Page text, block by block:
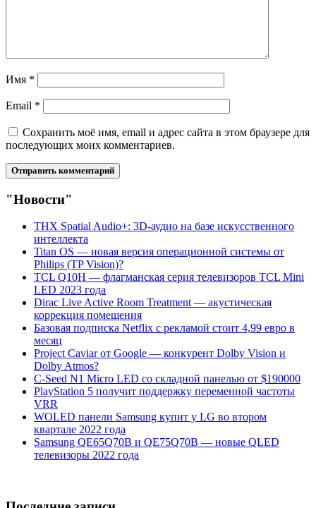
Имя *
Email *
Сохранить моё имя, email и адрес сайта в этом браузере для
последующих моих комментариев.
"Новости"
THX Spatial Audio+: 3D-аудио на базе искусственного
интеллекта
Titan OS — новая версия операционной системы от
Philips (TP Vision)?
TCL Q10H — флагманская серия телевизоров TCL Mini
LED 2023 года
Dirac Live Active Room Treatment — акустическая
коррекция помещения
Базовая подписка Netflix с рекламой стоит 4,99 евро в
месяц
Project Caviar от Google — конкурент Dolby Vision и
Dolby Atmos?
C-Seed N1 Micro LED со складной панелью от $190000
PlayStation 5 получит поддержку переменной частоты
VRR
WOLED панели Samsung купит у LG во втором
квартале 2022 года
Samsung QE65Q70B и QE75Q70B — новые QLED
телевизоры 2022 года